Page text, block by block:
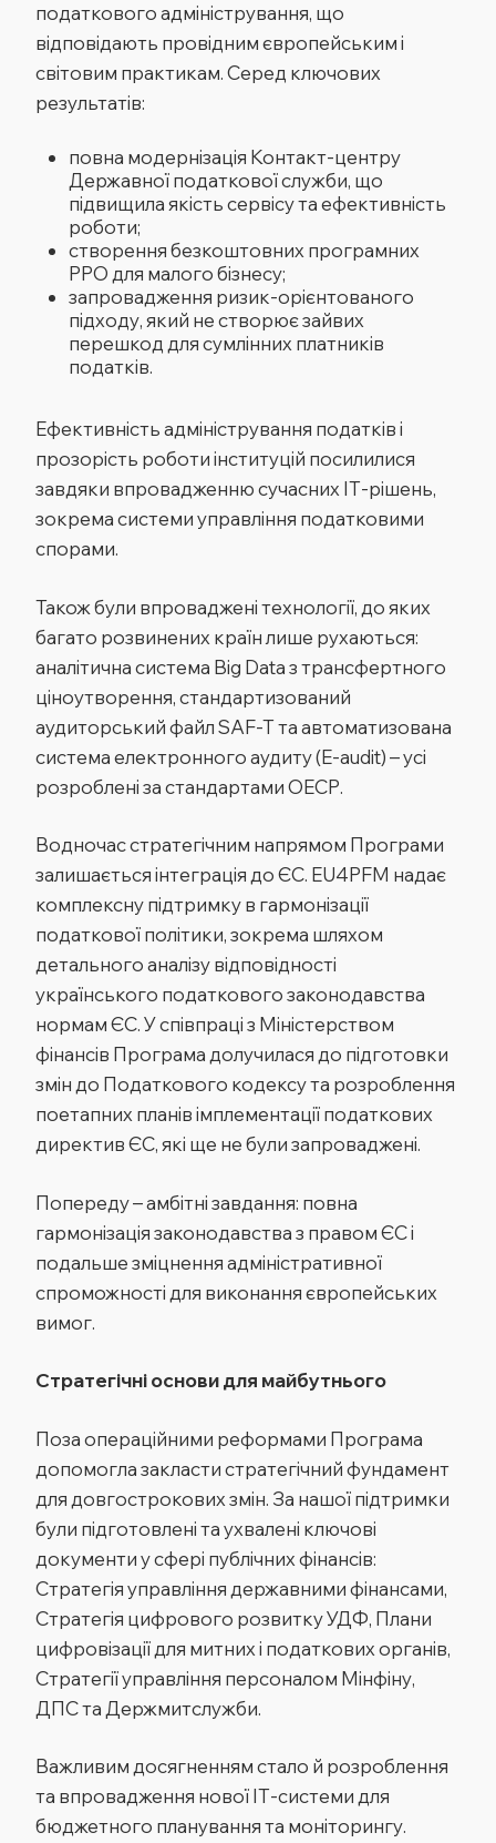
податкового адміністрування, що
відповідають провідним європейським і
світовим практикам. Серед ключових
результатів:
повна модернізація Контакт-центру
Державної податкової служби, що
підвищила якість сервісу та ефективність
роботи;
створення безкоштовних програмних
РРО для малого бізнесу;
запровадження ризик-орієнтованого
підходу, який не створює зайвих
перешкод для сумлінних платників
податків.
Ефективність адміністрування податків і
прозорість роботи інституцій посилилися
завдяки впровадженню сучасних ІТ-рішень,
зокрема системи управління податковими
спорами.
Також були впроваджені технології, до яких
багато розвинених країн лише рухаються:
аналітична система Big Data з трансфертного
ціноутворення, стандартизований
аудиторський файл SAF-T та автоматизована
система електронного аудиту (E-audit) – усі
розроблені за стандартами ОЕСР.
Водночас стратегічним напрямом Програми
залишається інтеграція доЄС. EU4PFM надає
комплексну підтримку в гармонізації
податкової політики, зокрема шляхом
детального аналізу відповідності
українського податкового законодавства
нормам ЄС. У співпраці з Міністерством
фінансів Програма долучилася до підготовки
змін до Податкового кодексу та розроблення
поетапних планів імплементації податкових
директив ЄС, які ще не були запроваджені.
Попереду – амбітні завдання: повна
гармонізація законодавства з правом ЄС і
подальше зміцнення адміністративної
спроможності для виконання європейських
вимог.
Стратегічні основи для майбутнього
Поза операційними реформами Програма
допомогла закласти стратегічний фундамент
для довгострокових змін. За нашої підтримки
були підготовлені та ухвалені ключові
документи у сфері публічних фінансів:
Стратегія управління державними фінансами,
Стратегія цифрового розвитку УДФ, Плани
цифровізації для митних і податкових органів,
Стратегії управління персоналом Мінфіну,
ДПС та Держмитслужби.
Важливим досягненням стало й розроблення
та впровадження нової ІТ-системи для
бюджетного планування та моніторингу.